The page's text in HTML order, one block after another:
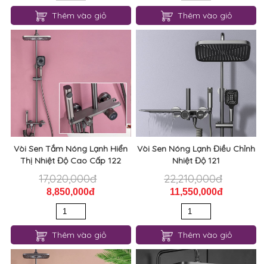
Thêm vào giỏ Thêm vào giỏ
Vòi Sen Tắm Nóng Lạnh Hiển
Thị Nhiệt Độ Cao Cấp 122
17,020,000đ
8,850,000đ
Thêm vào giỏ
Vòi Sen Nóng Lạnh Điều Chỉnh
Nhiệt Độ 121
22,210,000đ
11,550,000đ
Thêm vào giỏ